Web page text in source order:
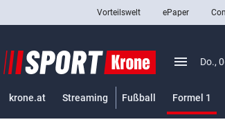
close
Abonnieren
arrow_right
Vorteilswelt ePaper
menu Menü
Do.,
krone.at Streaming Fußball Formel 1